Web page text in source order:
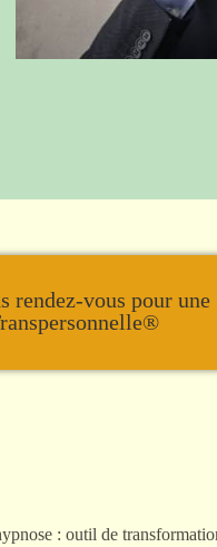
rendez-vous pour une
: outil de